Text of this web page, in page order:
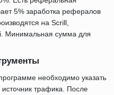
5% заработка рефералов
на Scrill,
Минимальная сумма для
необходимо указать
трафика. После